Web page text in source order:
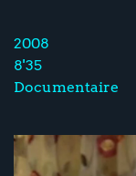
2008
8'35
Documentaire